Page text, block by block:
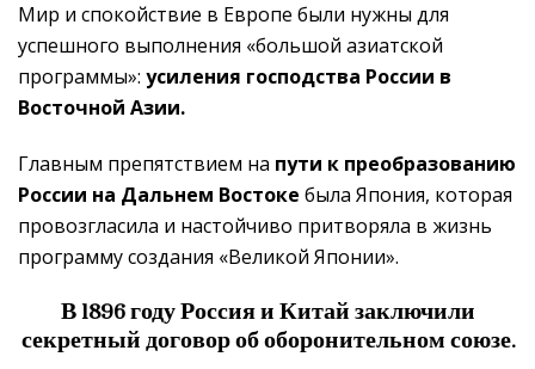
Мир и спокойствие в Европе были нужны для
успешного выполнения «большой азиатской
программы»: усиления господства России в
Восточной Азии.
Главным препятствием на пути к преобразованию
России на Дальнем Востоке была Япония, которая
провозгласила и настойчиво притворяла в жизнь
программу создания «Великой Японии».
В 1896 году Россия и Китай заключили
секретный договор об оборонительном союзе.